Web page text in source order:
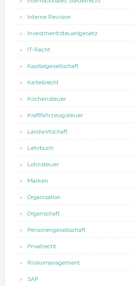
Interne Revision
Investment(steuer)gesetz
IT-Recht
Kapitalgesellschaft
Kartellrecht
Kirchensteuer
Kraftfahrzeugsteuer
Landwirtschaft
Lehrbuch
Lohnsteuer
Marken
Organisation
Organschaft
Personengesellschaft
Privatrecht
Risikomanagement
SAP